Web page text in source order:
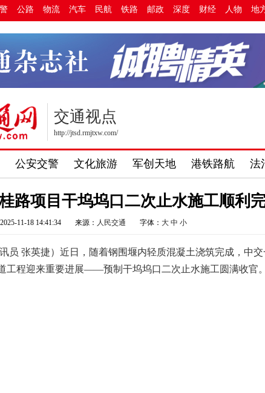
公路 物流 汽车 民航 铁路 邮政 深度 财经 人物 地
交通视点
http://jtsd.rmjtxw.com/
公安交警 文化旅游 军创天地 港铁路航 法
路项目干坞坞口二次止水施工顺利
2025-11-18 14:41:34 来源： 人民交通 字体： 大 中 小
员 张英捷）近日，随着钢围堰内轻质混凝土浇筑完成，中交
工程迎来重要进展——预制干坞坞口二次止水施工圆满收官。